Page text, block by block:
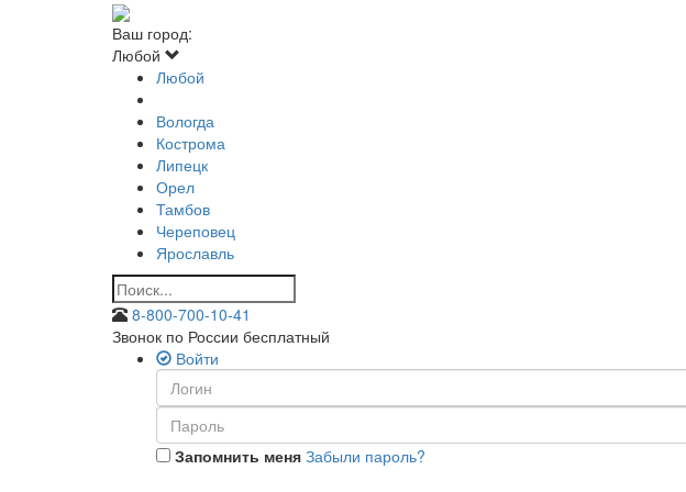
Ваш город:
Любой
Любой
Вологда
Кострома
Липецк
Орел
Тамбов
Череповец
Ярославль
8-800-700-10-41
Звонок по России бесплатный
Войти
Запомнить меня Забыли пароль?